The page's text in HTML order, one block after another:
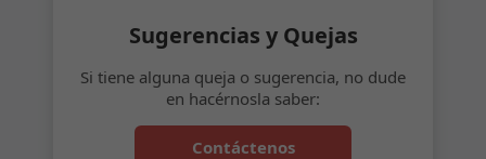
Sugerencias y Quejas
Si tiene alguna queja o sugerencia, no dude
en hacérnosla saber:
Contáctenos